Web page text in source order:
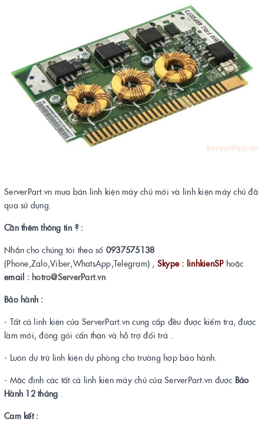
ServerPart.vn mua bán linh kiện máy chủ mới và linh kiện máy chủ đã
qua sử dụng.
Cần thêm thông tin ? :
Nhắn cho chúng tôi theo số 0937575138
(Phone,Zalo,Viber,WhatsApp,Telegram) , Skype : linhkienSPhoặc
email : hotro@ServerPart.vn
Bảo hành :
- Tất cả linh kiện của ServerPart.vn cung cấp đều được kiểm tra, được
làm mới, đóng gói cẩn thận và hỗ trợ đổi trả .
- Luôn dự trữ linh kiện dự phòng cho trường hợp bảo hành.
- Mặc định các tất cả linh kiện máy chủ của ServerPart.vn được Bảo
Hành 12 tháng .
Cam kết :